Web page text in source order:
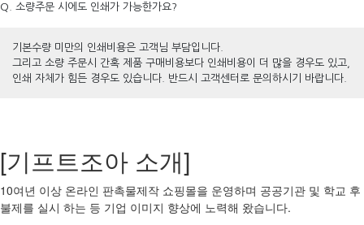
Q. 소량주문 시에도 인쇄가 가능한가요?
기본수량 미만의 인쇄비용은 고객님 부담입니다.
그리고 소량 주문시 간혹 제품 구매비용보다 인쇄비용이 더 많을 경우도 있고,
인쇄 자체가 힘든 경우도 있습니다. 반드시 고객센터로 문의하시기 바랍니다.
[기프트조아 소개]
10여년 이상 온라인 판촉물제작 쇼핑몰을 운영하며 공공기관 및 학교 후
불제를 실시 하는 등 기업 이미지 향상에 노력해 왔습니다.